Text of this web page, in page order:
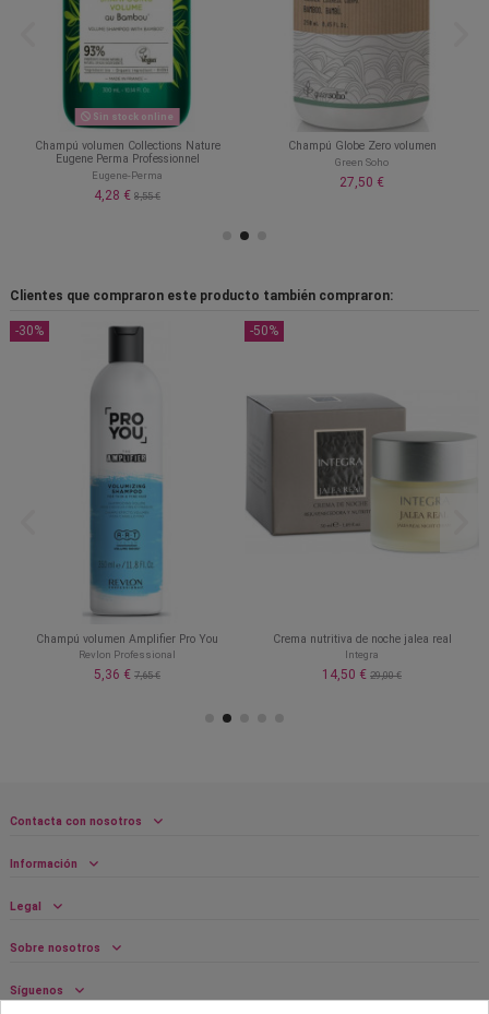
Sin stock online
Champú volumen Collections Nature
Eugene Perma Professionnel
Eugene-Perma
4,28 € 8,55 €
Champú Globe Zero volumen
Green Soho
27,50 €
Clientes que compraron este producto también compraron:
-30%
Champú volumen Amplifier Pro You
Revlon Professional
5,36 € 7,65 €
-50%
Crema nutritiva de noche jalea real
Integra
14,50 € 29,00 €
Contacta con nosotros
Información
Legal
Sobre nosotros
Síguenos